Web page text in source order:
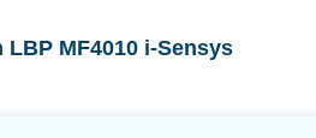
MF4010 i-Sensys